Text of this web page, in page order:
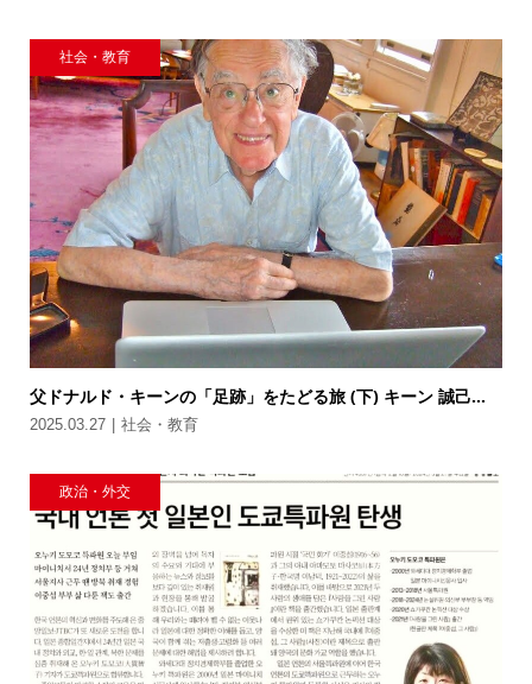
社会・教育
父ドナルド・キーンの「足跡」をたどる旅 (下) キーン 誠己...
2025.03.27 社会・教育
政治・外交